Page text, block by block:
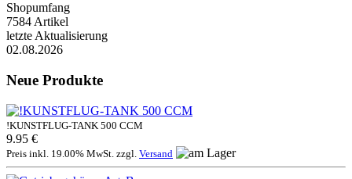
Shopumfang
7584 Artikel
letzte Aktualisierung
02.08.2026
Neue Produkte
!KUNSTFLUG-TANK 500 CCM
9.95 €
Preis inkl. 19.00% MwSt. zzgl. Versand